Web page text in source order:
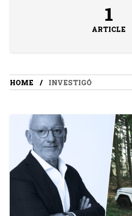
1
ARTICLE
HOME INVESTIGÓ